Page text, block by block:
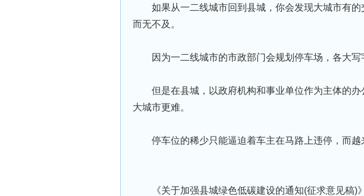
如果从一二线城市回到县城，你会发现大城市有
而无不及。
因为一二线城市的市政部⻔会规划停⻋场，各大写
但是在县城，以政府机构和事业单位作为主体的
大城市更难。
停⻋位的稀少只能逼迫着⻋主在⻢路上违停，而
《关于加强县城绿色低碳建设的通知(征求意⻅稿)